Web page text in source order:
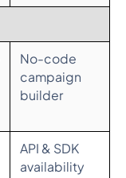
No-code
campaign
builder
API & SDK
availability